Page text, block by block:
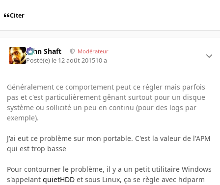
Citer
John Shaft Modérateur
Posté(e) le 12 août 201510 a
Généralement ce comportement peut ce régler mais parfois
pas et c'est particulièrement gênant surtout pour un disque
système ou sollicité un peu en continu (pour des logs par
exemple).
J'ai eut ce problème sur mon portable. C'est la valeur de l'APM
qui est trop basse
Pour contourner le problème, il y a un petit utilitaire Windows
s'appelant quietHDD et sous Linux, ça se règle avec hdparm